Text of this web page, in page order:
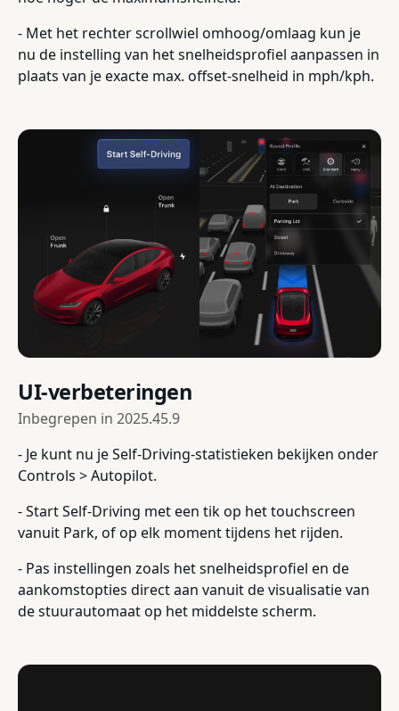
- Met het rechter scrollwiel omhoog/omlaag kun je
nu de instelling van het snelheidsprofiel aanpassen in
plaats van je exacte max. offset-snelheid in mph/kph.
UI-verbeteringen
Inbegrepen in 2025.45.9
- Je kunt nu je Self-Driving-statistieken bekijken onder
Controls > Autopilot.
- Start Self-Driving met een tik op het touchscreen
vanuit Park, of op elk moment tijdens het rijden.
- Pas instellingen zoals het snelheidsprofiel en de
aankomstopties direct aan vanuit de visualisatie van
de stuurautomaat op het middelste scherm.